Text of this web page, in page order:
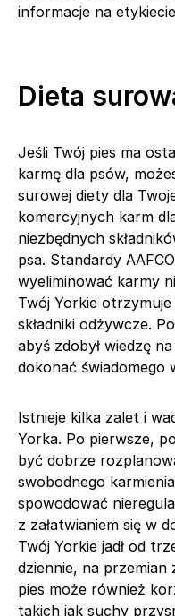
informacje na
Dieta
Jeśli Twój pies ma
karmę dla psów,
surowej diety dla
komercyjnych karm
niezbędnych
psa. Standardy
wyeliminować karmy
Twój Yorkie
składniki odżywcze.
abyś zdobył wiedzę
dokonać świadomego
Istnieje kilka zalet i
Yorka. Po pierwsze,
być dobrze
swobodnego
spowodować
z załatwianiem się w
Twój Yorkie jadł od
dziennie, na przemian
pies może również
takich jak suchy